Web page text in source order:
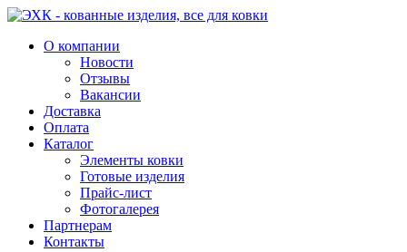
О компании
Новости
Отзывы
Вакансии
Доставка
Оплата
Каталог
Элементы ковки
Готовые изделия
Прайс-лист
Фотогалерея
Партнерам
Контакты